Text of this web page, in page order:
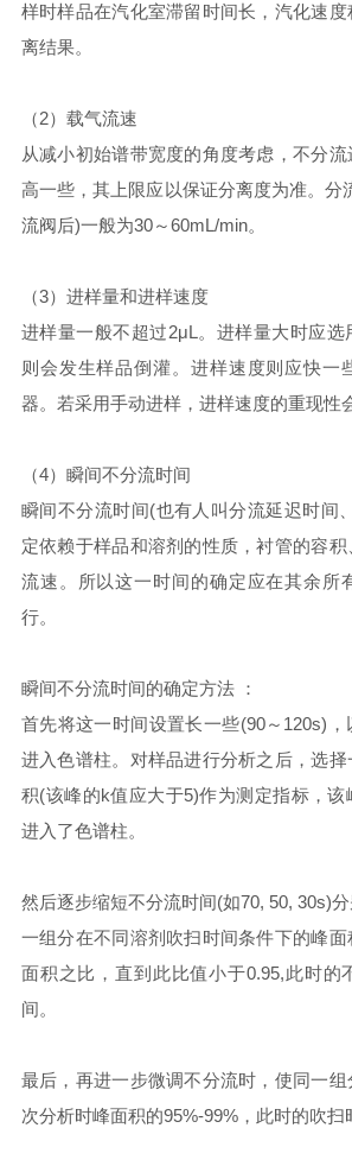
样时样品在汽化室滞留时间长，汽化速
离结果。
（2）载气流速
从减小初始谱带宽度的角度考虑，不分
高一些，其上限应以保证分离度为准。分
流阀后)一般为30～60mL/min。
（3）进样量和进样速度
进样量一般不超过2μL。进样量大时应选
则会发生样品倒灌。进样速度则应快一
器。若采用手动进样，进样速度的重现性
（4）瞬间不分流时间
瞬间不分流时间(也有人叫分流延迟时间
定依赖于样品和溶剂的性质，衬管的容
流速。所以这一时间的确定应在其余所
行。
瞬间不分流时间的确定方法 ：
首先将这一时间设置长一些(90～120s)
进入色谱柱。对样品进行分析之后，选
积(该峰的k值应大于5)作为测定指标，该
进入了色谱柱。
然后逐步缩短不分流时间(如70, 50, 30s)
一组分在不同溶剂吹扫时间条件下的峰
面积之比，直到此比值小于0.95,此时的
间。
最后，再进一步微调不分流时，使同一
次分析时峰面积的95%-99%，此时的吹扫